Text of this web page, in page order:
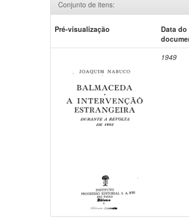
Conjunto de itens:
Pré-visualização
Data do
1949